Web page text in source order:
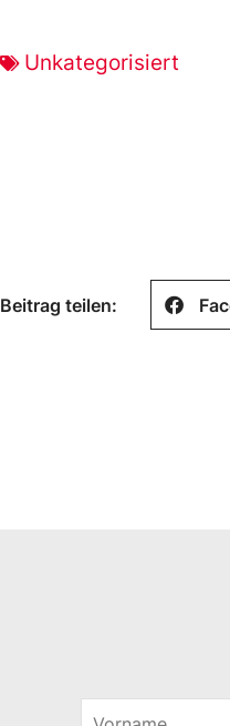
Unkategorisiert
Beitrag teilen: